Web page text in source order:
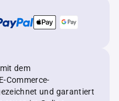
dem
Commerce-
und garantiert